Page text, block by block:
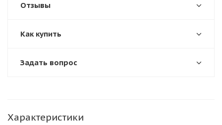
Отзывы
Как купить
Задать вопрос
Характеристики